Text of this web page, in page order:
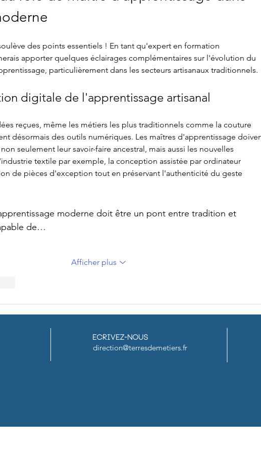
des points essentiels ! En tant qu'expert en formation
apporter quelques éclairages complémentaires sur l'évolution du
particulièrement dans les secteurs artisanaux traditionnels.
digitale de l'apprentissage artisanal
reçues, même les métiers les plus traditionnels comme la couture
désormais des outils numériques. Les maîtres d'apprentissage
seulement leur savoir-faire ancestral, mais aussi les nouvelles
textile par exemple, la conception assistée par ordinateur
de pièces d'exception tout en préservant l'authenticité du geste
moderne doit être un pont entre tradition et
de…
Afficher plus
Ecrivez-nous
direction@terresdemetiers.fr